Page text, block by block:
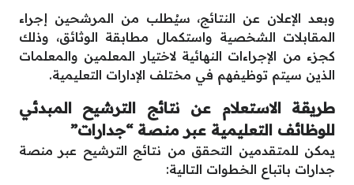
وبعد الإعلان عن النتائج، سيُطلب من المرشحين إجراء
المقابلات الشخصية واستكمال مطابقة الوثائق، وذلك
كجزء من الإجراءات النهائية لاختيار المعلمين والمعلمات
الذين سيتم توظيفهم في مختلف الإدارات التعليمية.
طريقة الاستعلام عن نتائج الترشيح المبدئي
للوظائف التعليمية عبر منصة “جدارات”
يمكن للمتقدمين التحقق من نتائج الترشيح عبر منصة
جدارات باتباع الخطوات التالية: